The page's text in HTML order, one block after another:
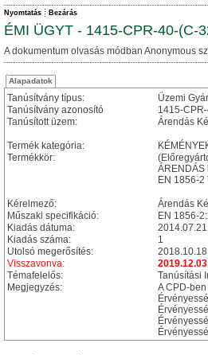
Nyomtatás Bezárás
ÉMI ÜGYT - 1415-CPR-40-(C-
A dokumentum olvasás módban Anonymous
Alapadatok
Tanúsítvány típus:
Üzemi
Tanúsítvány azonosító
1415-
Tanúsított üzem:
Árendás
Termék kategória:
Termékkör:
ÁRENDÁS
EN 1856-
Kérelmező:
Árendás
Műszaki specifikáció:
EN 1856-
Kiadás dátuma:
2014.07.21
Kiadás száma:
1
Utolsó megerősítés:
2018.10.18
Visszavonva:
2019.12.03
Témafelelős:
Tanúsítási
Megjegyzés:
A CPD-